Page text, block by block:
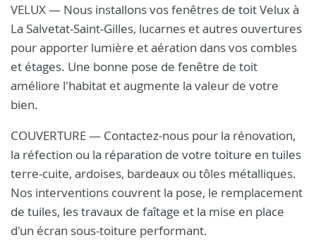
VELUX — Nous installons vos fenêtres de toit Velux à
La Salvetat-Saint-Gilles, lucarnes et autres ouvertures
pour apporter lumière et aération dans vos combles
et étages. Une bonne pose de fenêtre de toit
améliore l'habitat et augmente la valeur de votre
bien.
COUVERTURE — Contactez-nous pour la rénovation,
la réfection ou la réparation de votre toiture en tuiles
terre-cuite, ardoises, bardeaux ou tôles métalliques.
Nos interventions couvrent la pose, le remplacement
de tuiles, les travaux de faîtage et la mise en place
d'un écran sous-toiture performant.